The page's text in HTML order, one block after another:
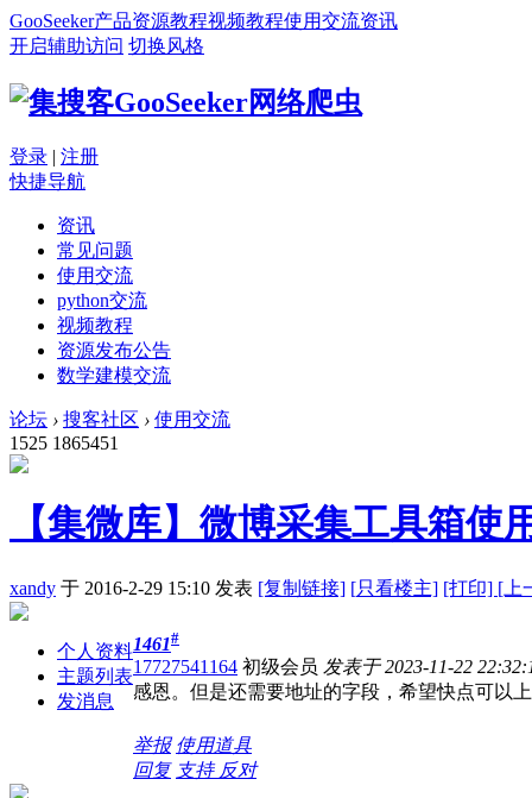
GooSeeker产品资源教程视频教程使用交流资讯
开启辅助访问 切换风格
登录 | 注册
快捷导航
资讯
常见问题
使用交流
python交流
视频教程
资源发布公告
数学建模交流
论坛 › 搜客社区 › 使用交流
1525 1865451
【集微库】微博采集工具箱使
xandy 于 2016-2-29 15:10 发表 [复制链接] [只看楼主] [打印] [上
个人资料
主题列表
发消息
1461#
17727541164 初级会员 发表于 2023-11-22
感恩。但是还需要地址的字段，希望快点可以
举报 使用道具
回复 支持 反对